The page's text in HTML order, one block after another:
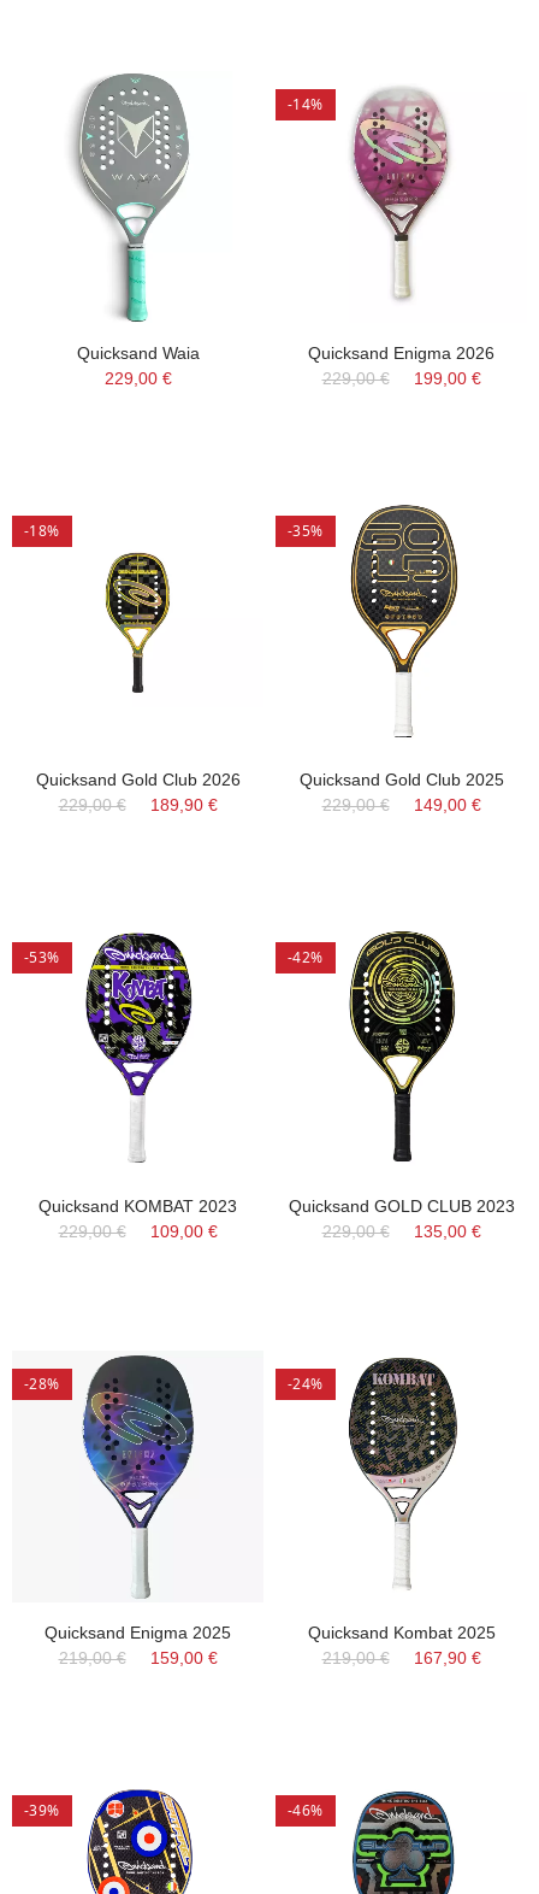
Quicksand Waia
229,00 €
-14%
Quicksand Enigma 2026
229,00 €
199,00 €
-18%
Quicksand Gold Club 2026
229,00 €
189,90 €
-35%
Quicksand Gold Club 2025
229,00 €
149,00 €
-53%
Quicksand KOMBAT 2023
229,00 €
109,00 €
-42%
Quicksand GOLD CLUB 2023
229,00 €
135,00 €
-28%
Quicksand Enigma 2025
219,00 €
159,00 €
-24%
Quicksand Kombat 2025
219,00 €
167,90 €
-39% -46%